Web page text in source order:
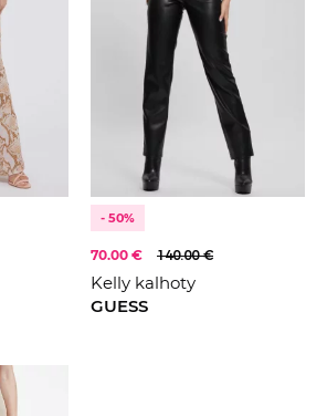
- 50%
70.00 € 140.00 €
Kelly kalhoty
GUESS